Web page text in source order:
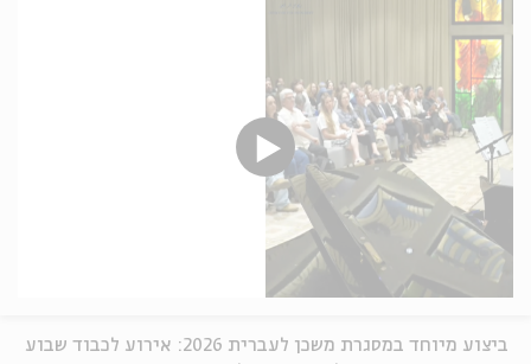
ביצוע מיוחד במסגרת משכן לעברית 2026: אירוע לכבוד שבוע